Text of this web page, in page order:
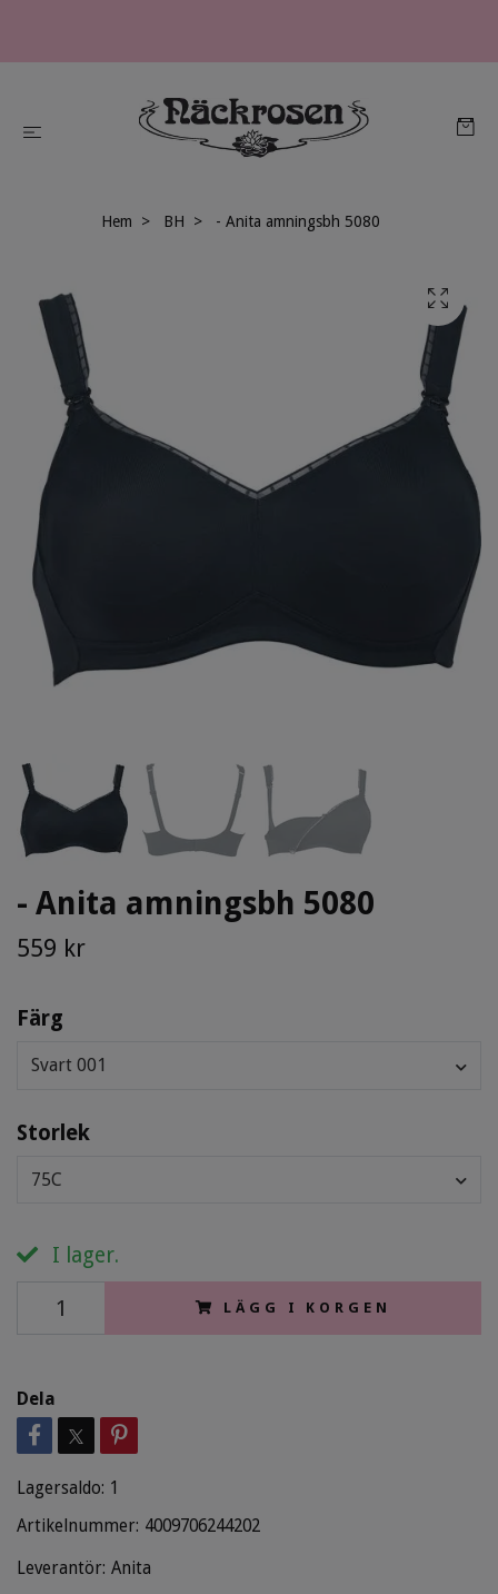
Hem BH - Anita amningsbh 5080
- Anita amningsbh 5080
559 kr
Färg
Svart 001
Storlek
75C
I lager.
LÄGG I KORGEN
Dela
Lagersaldo: 1
Artikelnummer: 4009706244202
Leverantör: Anita